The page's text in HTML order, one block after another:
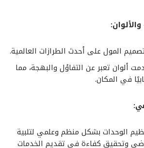
المول على أحدث الطرازات العالمية.
ألوان تعبر عن التفاؤل والبهجة، مما
في المكان.
الوحدات بشكل منظم وعلمي لتلبية
وتحقيق كفاءة في تقديم الخدمات